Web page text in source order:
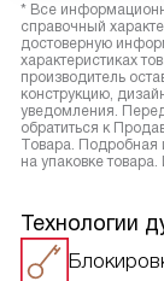
* Все
справочный
достоверную
характеристиках
производитель
конструкцию,
уведомления.
обратиться к
Товара. Подробная
на упаковке
Технологии